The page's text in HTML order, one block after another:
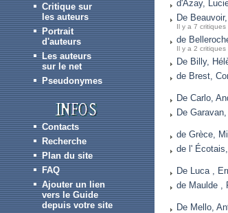
Critique sur
les auteurs
Portrait
d'auteurs
Les auteurs
sur le net
Pseudonymes
Contacts
Recherche
Plan du site
FAQ
Ajouter un lien
vers le Guide
depuis votre site
d'Azay,
De
Il y a 7
de
Il y a 2
De Billy,
de Brest,
De Carlo,
De
de Grèce,
de l'
De Luca ,
de Maulde ,
De Mello,